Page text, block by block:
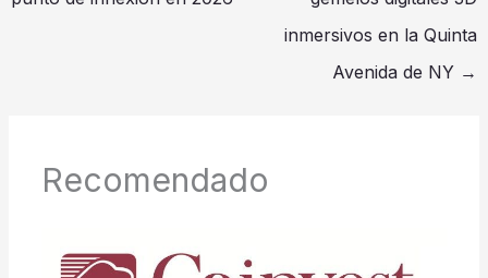
inmersivos en la Quinta
Avenida de NY →
Recomendado